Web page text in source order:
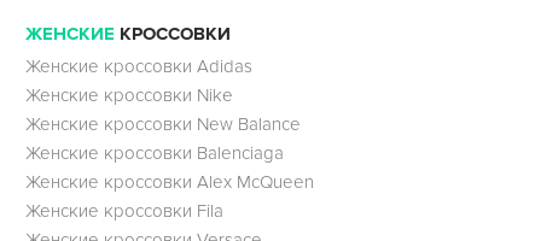
ЖЕНСКИЕ КРОССОВКИ
Женские кроссовки Adidas
Женские кроссовки Nike
Женские кроссовки New Balance
Женские кроссовки Balenciaga
Женские кроссовки Alex McQueen
Женские кроссовки Fila